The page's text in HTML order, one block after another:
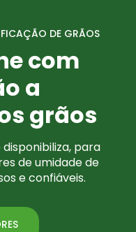
DE GRÃOS
com
a
grãos
para
de umidade de
e confiáveis.